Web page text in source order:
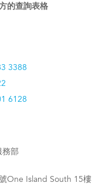
的查詢表格
3388
6128
部
One Island South 15樓